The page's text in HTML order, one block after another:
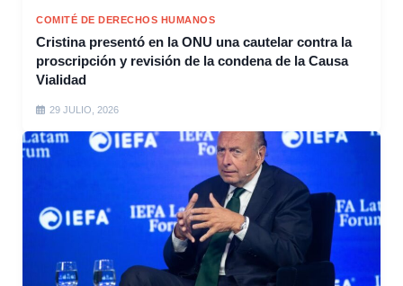
COMITÉ DE DERECHOS HUMANOS
Cristina presentó en la ONU una cautelar contra la
proscripción y revisión de la condena de la Causa
Vialidad
29 JULIO, 2026